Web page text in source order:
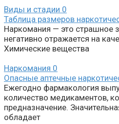
Виды и стадии 0
Таблица размеров
Наркомания — это страшное
негативно отражается на
Химические вещества
Наркомания 0
Опасные аптечные
Ежегодно фармакология
количество медикаментов,
предназначение.
обладает